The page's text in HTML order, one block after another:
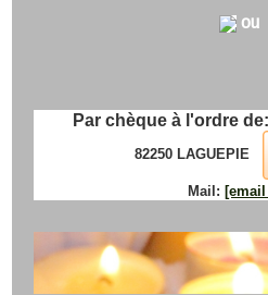
ou
Par chèque à l'ordre de:
82250 LAGUEPIE
Mail: